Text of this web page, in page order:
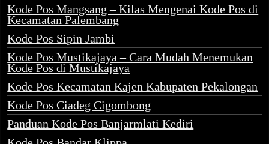
Kode Pos Mangsang – Kilas Mengenai Kode Pos di
Kecamatan Palembang
Kode Pos Sipin Jambi
Kode Pos Mustikajaya – Cara Mudah Menemukan
Kode Pos di Mustikajaya
Kode Pos Kecamatan Kajen Kabupaten Pekalongan
Kode Pos Ciadeg Cigombong
Panduan Kode Pos Banjarmlati Kediri